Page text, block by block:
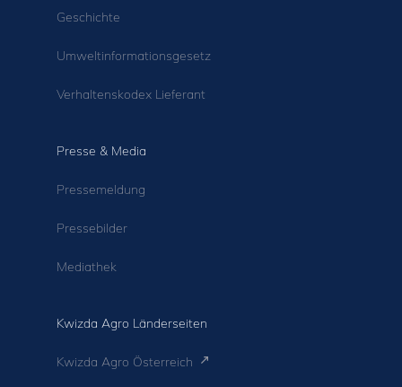
Geschichte
Umweltinformationsgesetz
Verhaltenskodex Lieferant
Presse & Media
Pressemeldung
Pressebilder
Mediathek
Kwizda Agro Länderseiten
Kwizda Agro Österreich